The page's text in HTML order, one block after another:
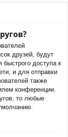
друзей, будут
доступа к
и для отправки
также
конференции.
то любые